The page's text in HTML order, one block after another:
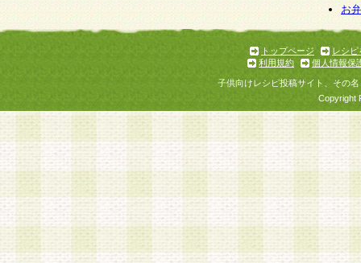
お
トップページ
レシピ
利用規約
個人情報保
子供向けレシピ投稿サイト、その
Copyright